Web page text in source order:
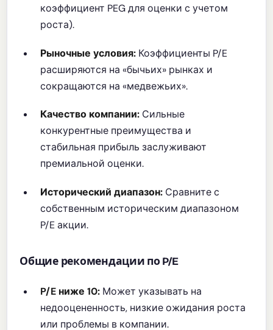
коэффициент PEG для оценки с учетом
роста).
Рыночные условия: Коэффициенты P/E
расширяются на «бычьих» рынках и
сокращаются на «медвежьих».
Качество компании: Сильные
конкурентные преимущества и
стабильная прибыль заслуживают
премиальной оценки.
Исторический диапазон: Сравните с
собственным историческим диапазоном
P/E акции.
Общие рекомендации по P/E
P/E ниже 10: Может указывать на
недооцененность, низкие ожидания роста
или проблемы в компании.